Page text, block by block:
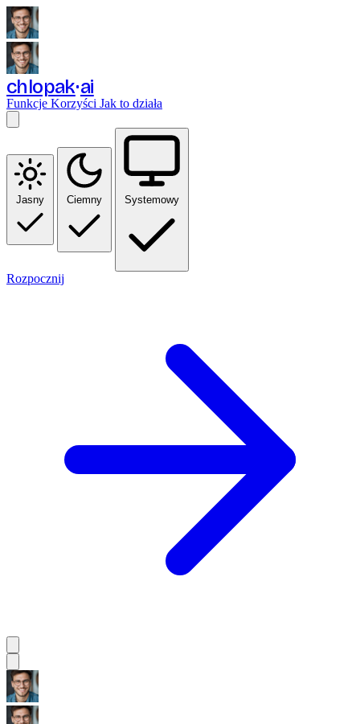
chlopak ai
Funkcje Korzyści Jak to działa
Jasny Ciemny Systemowy
Rozpocznij